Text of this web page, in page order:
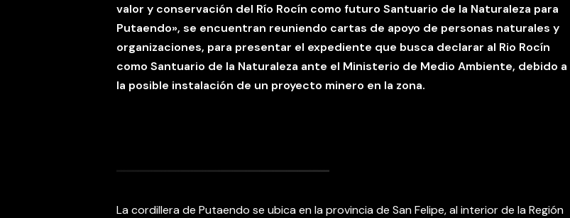
valor y conservación del Río Rocín como futuro Santuario de la Naturaleza para
Putaendo», se encuentran reuniendo cartas de apoyo de personas naturales y
organizaciones, para presentar el expediente que busca declarar al Rio Rocín
como Santuario de la Naturaleza ante el Ministerio de Medio Ambiente, debido a
la posible instalación de un proyecto minero en la zona.
La cordillera de Putaendo se ubica en la provincia de San Felipe, al interior de la Región